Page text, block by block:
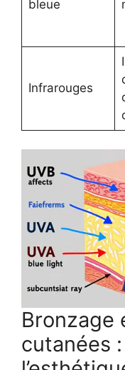
bleue
Infrarouges
Bronzage
cutanées